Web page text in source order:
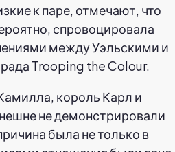
к паре, отмечают, что
спровоцировала
между Уэльскими и
Trooping the Colour.
король Карл и
не демонстрировали
была не только в